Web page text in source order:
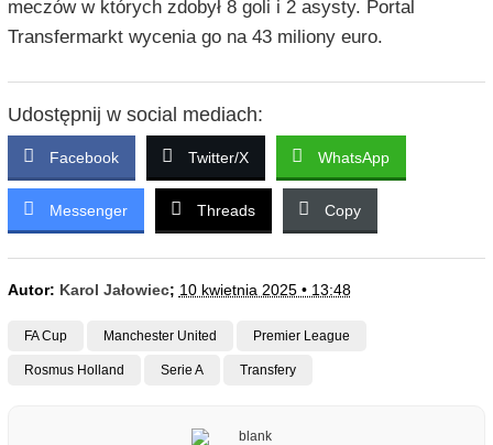
meczów w których zdobył 8 goli i 2 asysty. Portal
Transfermarkt wycenia go na 43 miliony euro.
Udostępnij w social mediach:
Facebook Twitter/X WhatsApp
Messenger Threads Copy
Autor: Karol Jałowiec; 10 kwietnia 2025 • 13:48
FA Cup Manchester United Premier League
Rosmus Holland Serie A Transfery